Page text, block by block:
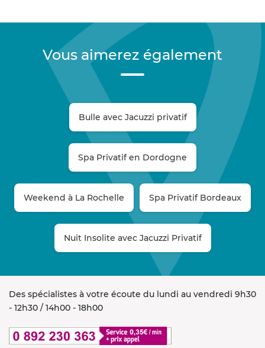
Vous aimerez également
Bulle avec Jacuzzi privatif
Spa Privatif en Dordogne
Weekend à La Rochelle Spa Privatif Bordeaux
Nuit Insolite avec Jacuzzi Privatif
Des spécialistes à votre écoute du lundi au vendredi 9h30
- 12h30 / 14h00 - 18h00